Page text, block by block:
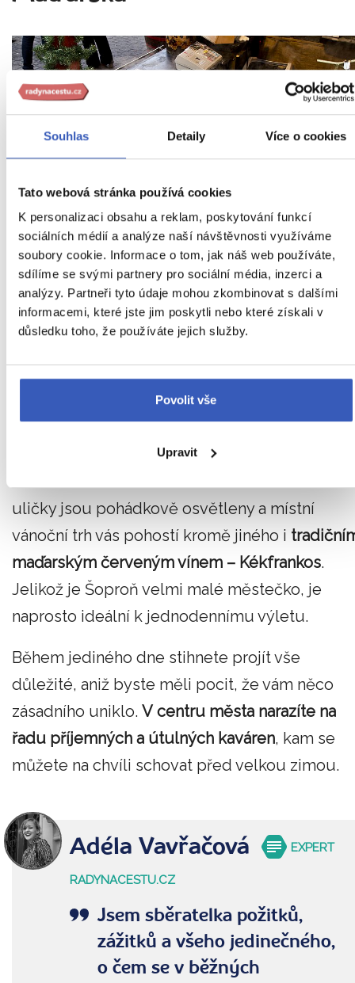
Souhlas Detaily Více o cookies
Tato webová stránka používá cookies
K personalizaci obsahu a reklam, poskytování funkcí
sociálních médií a analýze naší návštěvnosti využíváme
soubory cookie. Informace o tom, jak náš web používáte,
sdílíme se svými partnery pro sociální média, inzerci a
analýzy. Partneři tyto údaje mohou zkombinovat s dalšími
informacemi, které jste jim poskytli nebo které získali v
důsledku toho, že používáte jejich služby.
Povolit vše
Upravit
Ochutnejte místní víno
Když se řekne Šoproň, možná se vám hned
vybavíVOLT Festival, jeden z nejzajímavějších
uličky jsou pohádkově osvětleny a místní
vánoční trh vás pohostí kromě jiného i
maďarským červeným vínem – Kékfrankos.
Jelikož je Šoproň velmi malé městečko, je
naprosto ideální k jednodennímu výletu.
Během jediného dne stihnete projít vše
důležité, aniž byste měli pocit, že vám něco
zásadního uniklo. V centru města narazíte na
řadu příjemných a útulných kaváren, kam se
můžete na chvíli schovat před velkou zimou.
Adéla Vavřačová EXPERT
RADYNACESTU.CZ
Jsem sběratelka požitků,
zážitků a všeho jedinečného,
o čem se v běžných